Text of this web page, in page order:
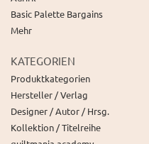
Basic Palette Bargains
Mehr
KATEGORIEN
Produktkategorien
Hersteller / Verlag
Designer / Autor / Hrsg.
Kollektion / Titelreihe